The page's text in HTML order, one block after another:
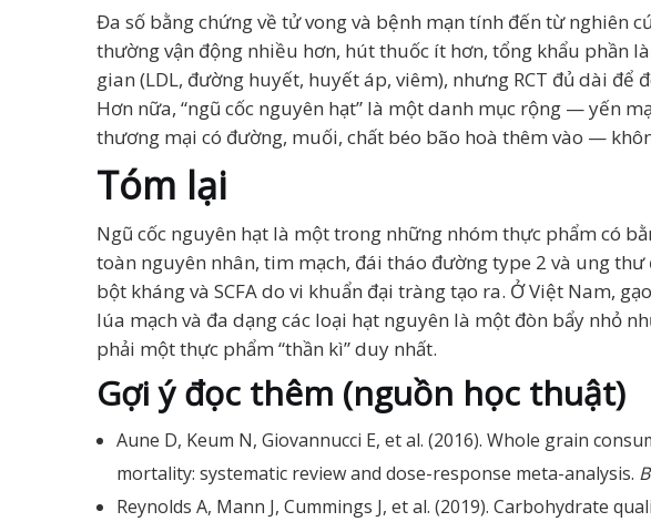
Đa số bằng chứng về tử vong và bệnh mạn tính đến từ nghiên
thường vận động nhiều hơn, hút thuốc ít hơn, tổng khẩu phần
gian (LDL, đường huyết, huyết áp, viêm), nhưng RCT đủ dài để
Hơn nữa, “ngũ cốc nguyên hạt” là một danh mục rộng — yến
thương mại có đường, muối, chất béo bão hoà thêm vào —
Tóm lại
Ngũ cốc nguyên hạt là một trong những nhóm thực phẩm có
toàn nguyên nhân, tim mạch, đái tháo đường type 2 và ung
bột kháng và SCFA do vi khuẩn đại tràng tạo ra. Ở Việt Nam,
lúa mạch và đa dạng các loại hạt nguyên là một đòn bẩy nhỏ
phải một thực phẩm “thần kì” duy nhất.
Gợi ý đọc thêm (nguồn học thuật)
Aune D, Keum N, Giovannucci E, et al. (2016). Whole grain
mortality: systematic review and dose-response meta-analysis.
Reynolds A, Mann J, Cummings J, et al. (2019). Carbohydrate